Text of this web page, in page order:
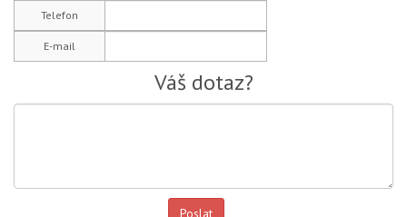
Telefon
E-mail
Váš dotaz?